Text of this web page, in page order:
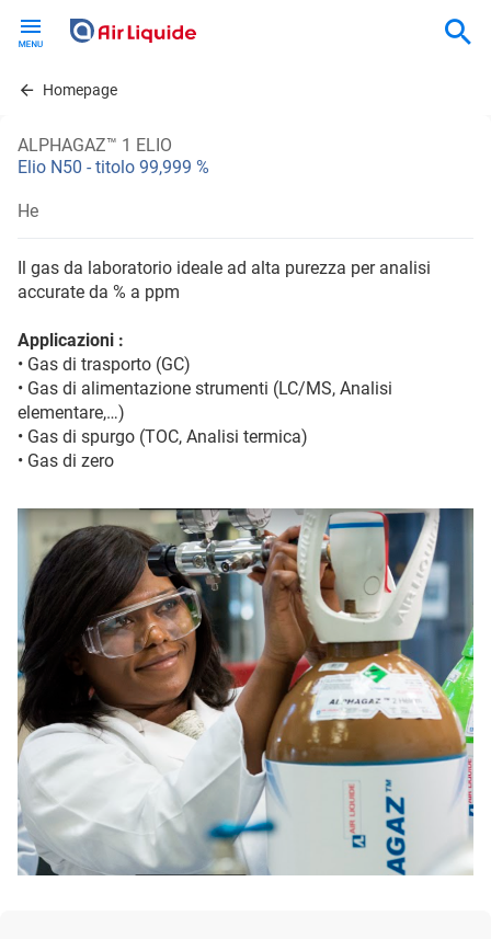
contentHomepage
ALPHAGAZ™ 1 ELIO
Elio N50 - titolo 99,999 %
He
Il gas da laboratorio ideale ad alta purezza per analisi
accurate da % a ppm
Applicazioni :
• Gas di trasporto (GC)
• Gas di alimentazione strumenti (LC/MS, Analisi
elementare,…)
• Gas di spurgo (TOC, Analisi termica)
• Gas di zero